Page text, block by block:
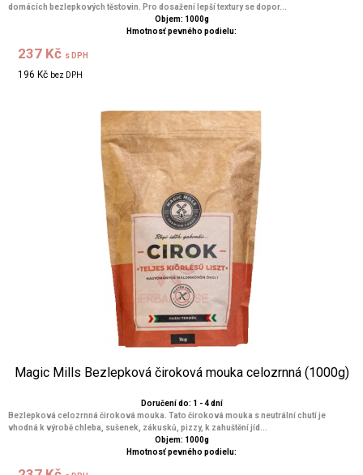
domácích bezlepkových těstovin. Pro dosažení lepší textury se dopor...
Objem: 1000g
Hmotnosť pevného podielu:
237 Kč s DPH
196 Kč bez DPH
Magic Mills Bezlepková čiroková mouka celozrnná (1000g)
Doručení do: 1 - 4 dní
Bezlepková celozrnná čiroková mouka. Tato čiroková mouka s neutrální chutí je
vhodná k výrobě chleba, sušenek, zákusků, pizzy, k zahuštění jíd...
Objem: 1000g
Hmotnosť pevného podielu: